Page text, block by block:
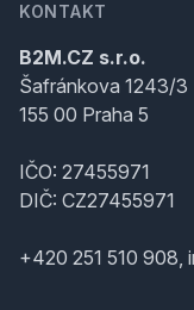
KONTAKT
B2M.CZ s.r.o.
Šafránkova 1243/3
155 00 Praha 5
IČO: 27455971
DIČ: CZ27455971
+420 251 510 908,